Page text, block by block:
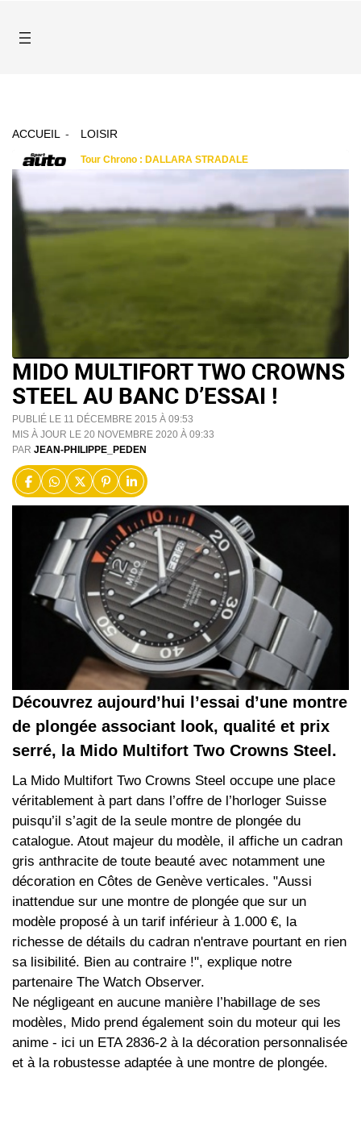
ACCUEIL LOISIR
MIDO MULTIFORT TWO CROWNS
STEEL AU BANC D’ESSAI !
PUBLIÉ LE 11 DÉCEMBRE 2015 À 09:53
MIS À JOUR LE 20 NOVEMBRE 2020 À 09:33
PAR JEAN-PHILIPPE_PEDEN
Découvrez aujourd’hui l’essai d’une montre
de plongée associant look, qualité et prix
serré, la Mido Multifort Two Crowns Steel.
La Mido Multifort Two Crowns Steel occupe une place
véritablement à part dans l’offre de l’horloger Suisse
puisqu’il s’agit de la seule montre de plongée du
catalogue. Atout majeur du modèle, il affiche un cadran
gris anthracite de toute beauté avec notamment une
décoration en Côtes de Genève verticales. "Aussi
inattendue sur une montre de plongée que sur un
modèle proposé à un tarif inférieur à 1.000 €, la
richesse de détails du cadran n'entrave pourtant en rien
sa lisibilité. Bien au contraire !", explique notre
partenaire The Watch Observer.
Ne négligeant en aucune manière l’habillage de ses
modèles, Mido prend également soin du moteur qui les
anime - ici un ETA 2836-2 à la décoration personnalisée
et à la robustesse adaptée à une montre de plongée.